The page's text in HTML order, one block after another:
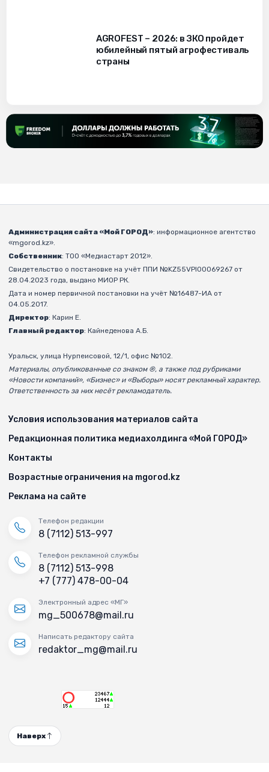
AGROFEST – 2026: в ЗКО пройдет
юбилейный пятый агрофестиваль
страны
Администрация сайта «Мой ГОРОД»: информационное агентство
«mgorod.kz».
Собственник: ТОО «Медиастарт 2012».
Свидетельство о постановке на учёт ППИ №KZ55VPI00069267 от
28.04.2023 года, выдано МИОР РК.
Дата и номер первичной постановки на учёт №16487-ИА от
04.05.2017.
Директор: Карин Е.
Главный редактор: Кайнеденова А.Б.
Уральск, улица Нурпеисовой, 12/1, офис №102.
Материалы, опубликованные со знаком ®, а также под рубриками
«Новости компаний», «Бизнес» и «Выборы» носят рекламный характер.
Ответственность за них несёт рекламодатель.
Условия использования материалов сайта
Редакционная политика медиахолдинга «Мой ГОРОД»
Контакты
Возрастные ограничения на mgorod.kz
Реклама на сайте
Телефон редакции
8 (7112) 513-997
Телефон рекламной службы
8 (7112) 513-998
+7 (777) 478-00-04
Электронный адрес «МГ»
mg_500678@mail.ru
Написать редактору сайта
redaktor_mg@mail.ru
Наверх